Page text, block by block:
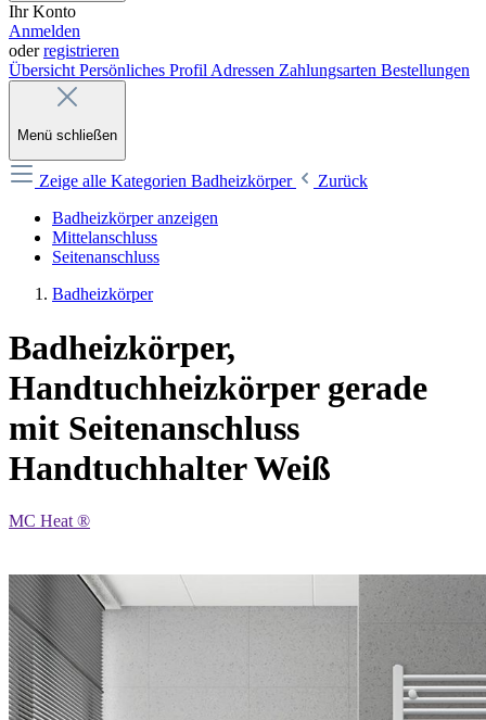
Ihr Konto
Anmelden
oderregistrieren
Übersicht Persönliches Profil Adressen Zahlungsarten Bestellungen
Menü schließen
Zeige alle Kategorien Badheizkörper
Zurück
Badheizkörper anzeigen
Mittelanschluss
Seitenanschluss
Badheizkörper
Badheizkörper,
Handtuchheizkörper gerade
mit Seitenanschluss
Handtuchhalter Weiß
MC Heat ®